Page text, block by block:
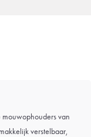
van
verstelbaar,